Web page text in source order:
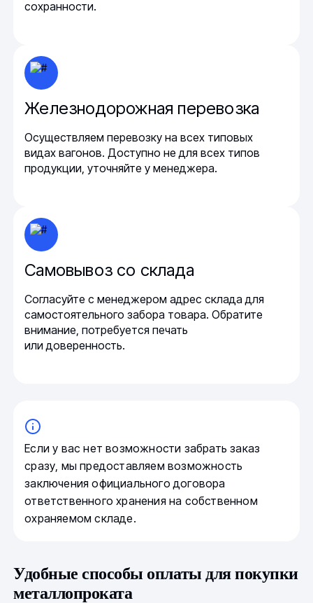
сохранности.
Железнодорожная перевозка
Осуществляем перевозку на всех типовых
видах вагонов. Доступно не для всех типов
продукции, уточняйте у менеджера.
Самовывоз со склада
Согласуйте с менеджером адрес склада для
самостоятельного забора товара. Обратите
внимание, потребуется печать
или доверенность.
Если у вас нет возможности забрать заказ
сразу, мы предоставляем возможность
заключения официального договора
ответственного хранения на собственном
охраняемом складе.
Удобные способы оплаты для покупки
металлопроката